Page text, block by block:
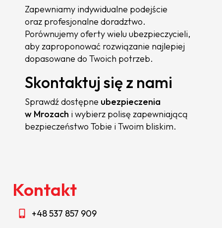
Zapewniamy indywidualne podejście
oraz profesjonalne doradztwo.
Porównujemy oferty wielu ubezpieczycieli,
aby zaproponować rozwiązanie najlepiej
dopasowane do Twoich potrzeb.
Skontaktuj się z nami
Sprawdź dostępne ubezpieczenia
w Mrozach i wybierz polisę zapewniającą
bezpieczeństwo Tobie i Twoim bliskim.
Kontakt
+48 537 857 909